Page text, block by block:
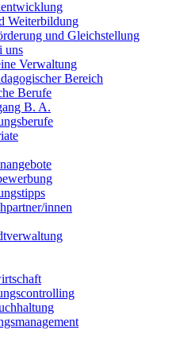
Weiterbildung
und Gleichstellung
uns
Verwaltung
Bereich
Berufe
B. A.
innen